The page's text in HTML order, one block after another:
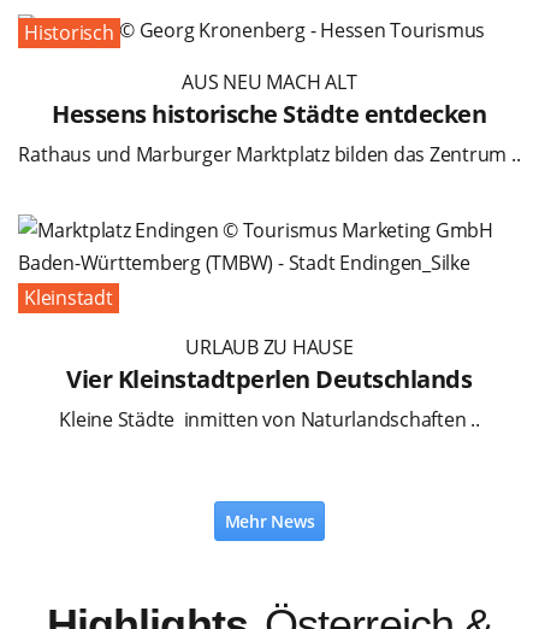
Historisch
AUS NEU MACH ALT
Hessens historische Städte entdecken
Rathaus und Marburger Marktplatz bilden das Zentrum ..
Kleinstadt
URLAUB ZU HAUSE
Vier Kleinstadtperlen Deutschlands
Kleine Städte inmitten von Naturlandschaften ..
Mehr News